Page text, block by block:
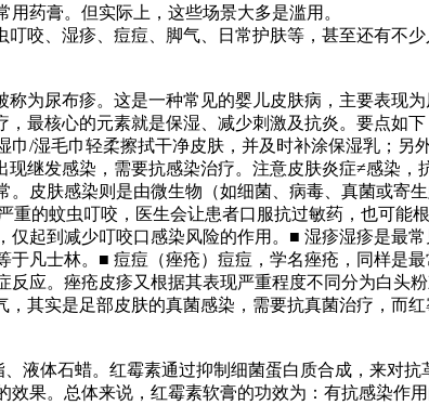
药膏。但实际上，这些场景大多是滥用。
咬、湿疹、痘痘、脚气、日常护肤等，甚至还有不
称为尿布疹。这是一种常见的婴儿皮肤病，主要表现
最核心的元素就是保湿、减少刺激及抗炎。要点如
/湿毛巾轻柔擦拭干净皮肤，并及时补涂保湿乳；另
继发感染，需要抗感染治疗。注意皮肤炎症≠感染
皮肤感染则是由微生物（如细菌、病毒、真菌或寄生
的蚊虫叮咬，医生会让患者口服抗过敏药，也可能
起到减少叮咬口感染风险的作用。■ 湿疹湿疹是最
凡士林。■ 痘痘（痤疮）痘痘，学名痤疮，同样是
应。痤疮皮疹又根据其表现严重程度不同分为白头
其实是足部皮肤的真菌感染，需要抗真菌治疗，而红
液体石蜡。红霉素通过抑制细菌蛋白质合成，来对
果。总体来说，红霉素软膏的功效为：有抗感染作